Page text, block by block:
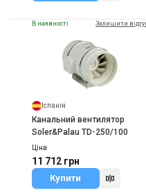
В наявності Залишити
Іспанія
Канальний вентилятор
Soler&Palau TD-250/100
Ціна
11 712 грн
Купити